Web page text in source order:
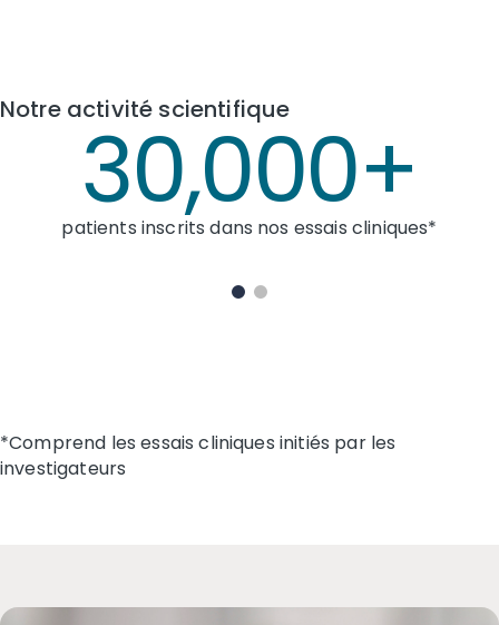
Notre activité scientifique
essais cliniques*
pays ayant obtenu une
*Comprend les essais cliniques initiés par les
investigateurs